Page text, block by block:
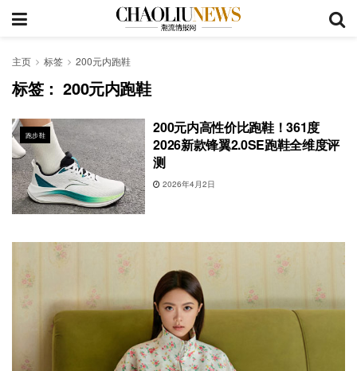
主页 标签 200元内跑鞋
标签：200元内跑鞋
跑步鞋
200元内高性价比跑鞋！361度
2026新款锋翼2.0SE跑鞋全维度评
测
2026年4月2日